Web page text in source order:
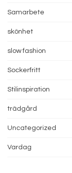
Samarbete
skönhet
slow fashion
Sockerfritt
Stilinspiration
trädgård
Uncategorized
Vardag